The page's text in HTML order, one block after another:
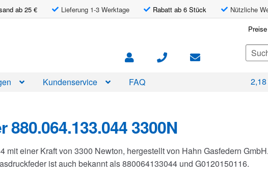
ab 25 € Lieferung 1-3 Werktage Rabatt ab 6 Stück Nützliche
Search
for:
Kundenservice FAQ 2,18
3300N
mit einer Kraft von 3300 Newton, hergestellt von Hahn Gasfedern
ist auch bekannt als 880064133044 und G0120150116.